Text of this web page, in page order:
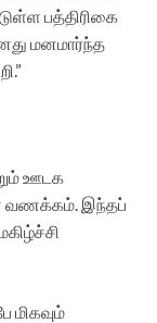
பத்திரிகை
மனமார்ந்த
ஊடக
வணக்கம். இந்தப்
மிகவும்